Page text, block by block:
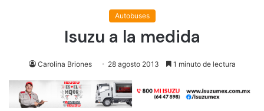
Autobuses
Isuzu a la medida
Carolina Briones 28 agosto 2013 1 minuto de lectura